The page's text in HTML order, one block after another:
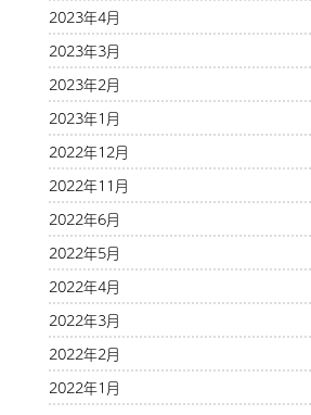
2023年4月
2023年3月
2023年2月
2023年1月
2022年12月
2022年11月
2022年6月
2022年5月
2022年4月
2022年3月
2022年2月
2022年1月